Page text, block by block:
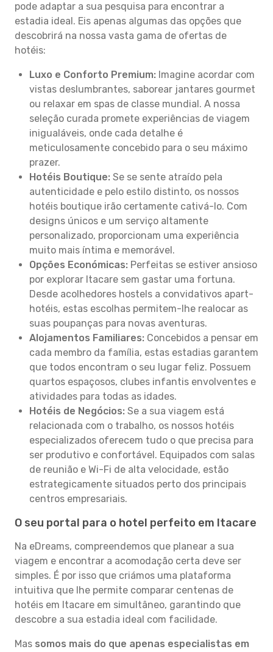
pode adaptar a sua pesquisa para encontrar a
estadia ideal. Eis apenas algumas das opções que
descobrirá na nossa vasta gama de ofertas de
hotéis:
Luxo e Conforto Premium: Imagine acordar com
vistas deslumbrantes, saborear jantares gourmet
ou relaxar em spas de classe mundial. A nossa
seleção curada promete experiências de viagem
inigualáveis, onde cada detalhe é
meticulosamente concebido para o seu máximo
prazer.
Hotéis Boutique: Se se sente atraído pela
autenticidade e pelo estilo distinto, os nossos
hotéis boutique irão certamente cativá-lo. Com
designs únicos e um serviço altamente
personalizado, proporcionam uma experiência
muito mais íntima e memorável.
Opções Económicas: Perfeitas se estiver ansioso
por explorar Itacare sem gastar uma fortuna.
Desde acolhedores hostels a convidativos apart-
hotéis, estas escolhas permitem-lhe realocar as
suas poupanças para novas aventuras.
Alojamentos Familiares: Concebidos a pensar em
cada membro da família, estas estadias garantem
que todos encontram o seu lugar feliz. Possuem
quartos espaçosos, clubes infantis envolventes e
atividades para todas as idades.
Hotéis de Negócios: Se a sua viagem está
relacionada com o trabalho, os nossos hotéis
especializados oferecem tudo o que precisa para
ser produtivo e confortável. Equipados com salas
de reunião e Wi-Fi de alta velocidade, estão
estrategicamente situados perto dos principais
centros empresariais.
O seu portal para o hotel perfeito em Itacare
Na eDreams, compreendemos que planear a sua
viagem e encontrar a acomodação certa deve ser
simples. É por isso que criámos uma plataforma
intuitiva que lhe permite comparar centenas de
hotéis em Itacare em simultâneo, garantindo que
descobre a sua estadia ideal com facilidade.
Mas somos mais do que apenas especialistas em